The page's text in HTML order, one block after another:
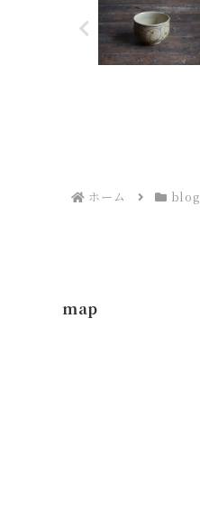
ホーム blog
map